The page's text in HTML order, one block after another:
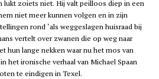
lukt zoiets niet. Hij valt peilloos diep in een
niet meer kunnen volgen en in zijn
rond ‘als weggeslagen huisraad bij
vertelt over zwanen die op weg naar
hun lange nekken waar nu het mos van
het ironische verhaal van Michael Spaan
te eindigen in Texel.